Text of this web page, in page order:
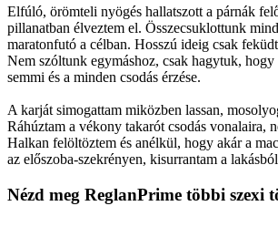
Elfúló, örömteli nyögés hallatszott a párnák
pillanatban élveztem el. Összecsuklottunk
maratonfutó a célban. Hosszú ideig csak
Nem szóltunk egymáshoz, csak hagytuk,
semmi és a minden csodás érzése.
A karját simogattam miközben lassan,
Ráhúztam a vékony takarót csodás vonalaira,
Halkan felöltöztem és anélkül, hogy akár a
az előszoba-szekrényen, kisurrantam a
Nézd meg ReglanPrime többi szexi